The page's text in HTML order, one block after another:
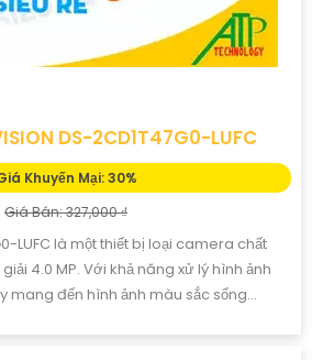
DS-2CD1T47G0-LUFC
Khuyến Mại: 30%
Giá Bán: 327,000 ₫
LUFC là một thiết bị loại camera chất
4.0 MP. Với khả năng xử lý hình ảnh
mang đến hình ảnh màu sắc sống...